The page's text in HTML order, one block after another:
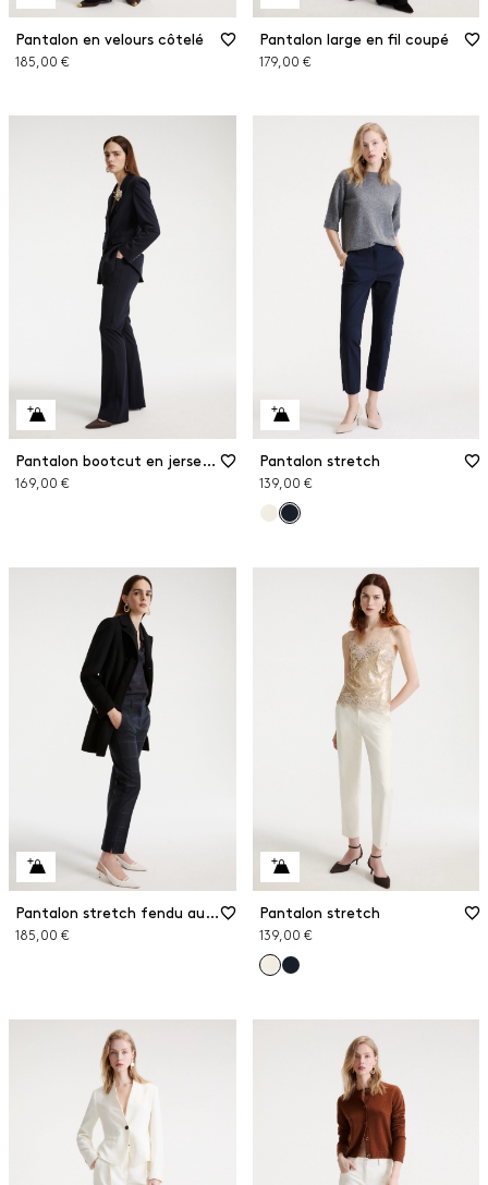
Pantalon en velours côtelé
185,00 €
Pantalon large en fil coupé
179,00 €
Pantalon bootcut en jersey stretch
169,00 €
Pantalon stretch
139,00 €
Pantalon stretch fendu aux chevilles
185,00 €
Pantalon stretch
139,00 €